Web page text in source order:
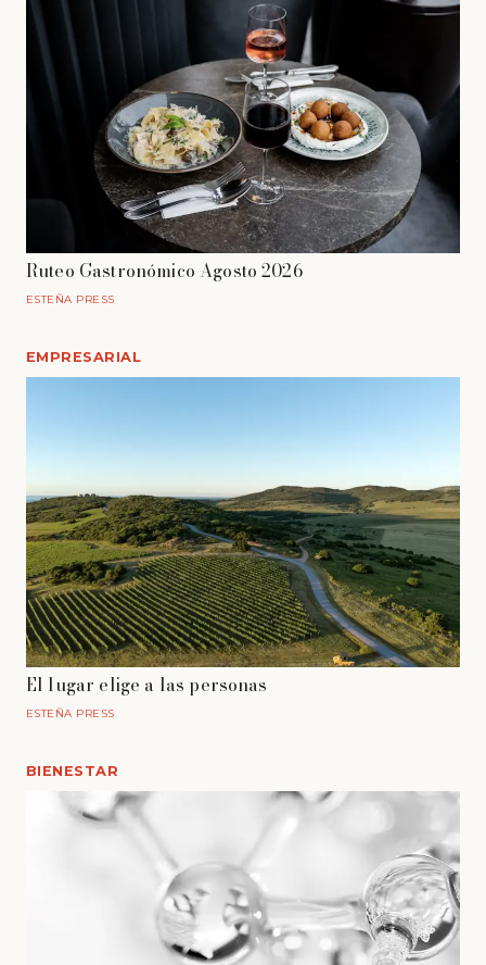
Ruteo Gastronómico Agosto 2026
ESTEÑA PRESS
EMPRESARIAL
El lugar elige a las personas
ESTEÑA PRESS
BIENESTAR